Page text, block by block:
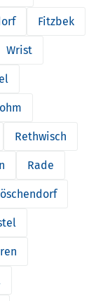
Fitzbek
Wrist
Rethwisch
Rade